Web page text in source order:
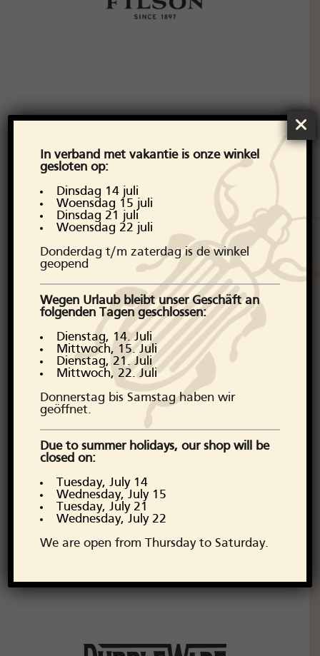
In verband met vakantie is onze winkel
gesloten op:
Dinsdag 14 juli
Woensdag 15 juli
Dinsdag 21 juli
Woensdag 22 juli
Donderdag t/m zaterdag is de winkel
geopend
Wegen Urlaub bleibt unser Geschäft an
folgenden Tagen geschlossen:
Dienstag, 14. Juli
Mittwoch, 15. Juli
Dienstag, 21. Juli
Mittwoch, 22. Juli
Donnerstag bis Samstag haben wir
geöffnet.
Due to summer holidays, our shop will be
closed on:
Tuesday, July 14
Wednesday, July 15
Tuesday, July 21
Wednesday, July 22
We are open from Thursday to Saturday.